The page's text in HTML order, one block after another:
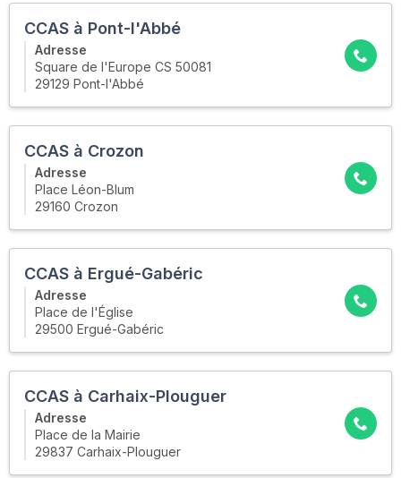
CCAS à Pont-l'Abbé
Adresse
Square de l'Europe CS 50081
29129 Pont-l'Abbé
CCAS à Crozon
Adresse
Place Léon-Blum
29160 Crozon
CCAS à Ergué-Gabéric
Adresse
Place de l'Église
29500 Ergué-Gabéric
CCAS à Carhaix-Plouguer
Adresse
Place de la Mairie
29837 Carhaix-Plouguer